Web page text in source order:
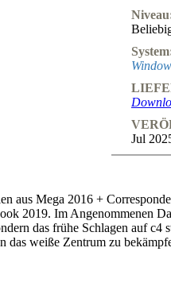
Jul
aus Mega 2016 +
2019. Im Angenommenen
das frühe Schlagen auf c4
weiße Zentrum zu